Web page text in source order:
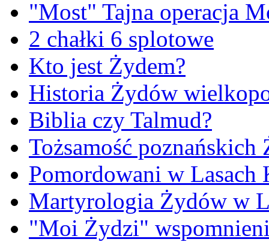
"Most" Tajna operacja
2 chałki 6 splotowe
Kto jest Żydem?
Historia Żydów
Biblia czy Talmud?
Tożsamość poznańskich
Pomordowani w Lasach
Martyrologia Żydów w
"Moi Żydzi"